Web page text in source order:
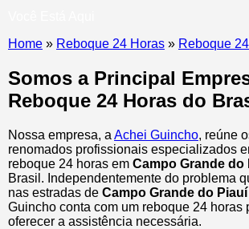
Home » Reboque 24 Horas » Reboque
Somos a Principal
Reboque 24 Horas do
Nossa empresa, a Achei Guincho, reúne
renomados profissionais especializados
reboque 24 horas em Campo Grande do
Brasil . Independentemente do problema
nas estradas de Campo Grande do Piauí
Guincho conta com um reboque 24 horas
oferecer a assistência necessária.